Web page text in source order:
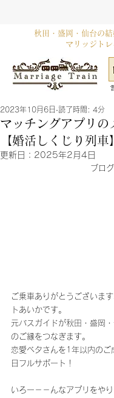
秋田・盛岡・仙台の
マリッジト
マッチングアプリの
【婚活しくじり列車
2023年10月6日 読了時間: 4分
更新日： 2025年2月4日
ブロ
ご乗車ありがとうございま
トあいかです。
元バスガイドが秋田・盛岡
のご縁をつなぎます。
恋愛ベタさんを1年以内の
日フルサポート！
いろー－－んなアプリをやり